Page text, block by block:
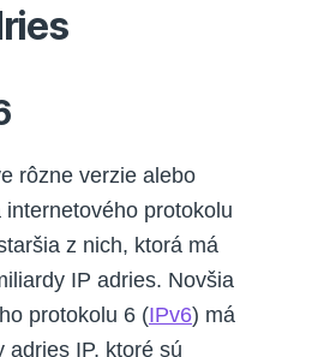
rôzne verzie alebo
protokolu
z nich, ktorá má
IP adries. Novšia
protokolu 6 (IPv6) má
adries IP, ktoré sú